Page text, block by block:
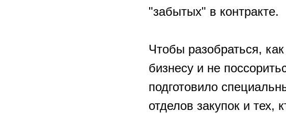
"забытых" в контракте.
Чтобы разобраться,
бизнесу и не
подготовило
отделов закупок и тех,